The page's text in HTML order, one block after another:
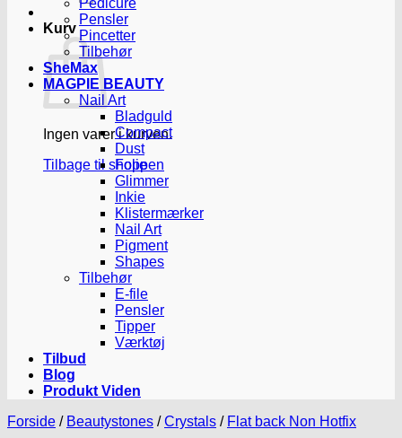
Kurv
Ingen varer i kurven.
Tilbage til shoppen
Pedicure
Pensler
Pincetter
Tilbehør
SheMax
MAGPIE BEAUTY
Nail Art
Bladguld
Compact
Dust
Folie
Glimmer
Inkie
Klistermærker
Nail Art
Pigment
Shapes
Tilbehør
E-file
Pensler
Tipper
Værktøj
Tilbud
Blog
Produkt Viden
Forside / Beautystones / Crystals / Flat back Non Hotfix